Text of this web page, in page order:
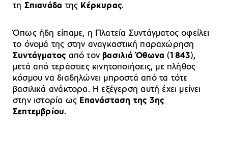
τη Σπιανάδα της Κέρκυρας.
Όπως ήδη είπαμε, η Πλατεία Συντάγματος οφείλει
το όνομά της στην αναγκαστική παραχώρηση
Συντάγματος από τονβασιλιά Όθωνα(1843),
μετά από τεράστιες κινητοποιήσεις, με πλήθος
κόσμου να διαδηλώνει μπροστά από τα τότε
βασιλικά ανάκτορα. Η εξέγερση αυτή έχει μείνει
στην ιστορία ως Επανάσταση της 3ης
Σεπτεμβρίου.